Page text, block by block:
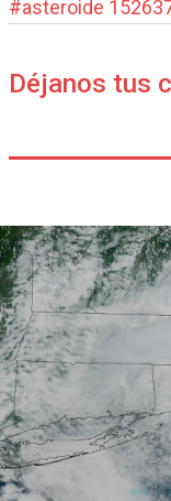
#asteroide
Déjanos tus